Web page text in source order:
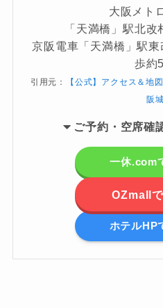
大阪メト
「天満橋」駅北
京阪電車「天満橋」駅
歩約
引用元：
【公式】アクセス＆地
阪城
ご予約・空席確
一休.com
OZmall
ホテルHP